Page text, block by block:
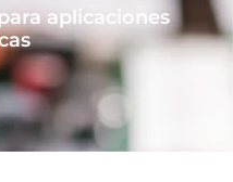
aplicaciones